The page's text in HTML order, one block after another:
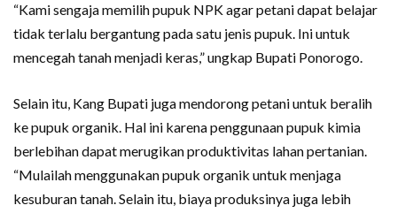
“Kami sengaja memilih pupuk NPK agar petani dapat belajar
tidak terlalu bergantung pada satu jenis pupuk. Ini untuk
mencegah tanah menjadi keras,” ungkap Bupati Ponorogo.
Selain itu, Kang Bupati juga mendorong petani untuk beralih
ke pupuk organik. Hal ini karena penggunaan pupuk kimia
berlebihan dapat merugikan produktivitas lahan pertanian.
“Mulailah menggunakan pupuk organik untuk menjaga
kesuburan tanah. Selain itu, biaya produksinya juga lebih